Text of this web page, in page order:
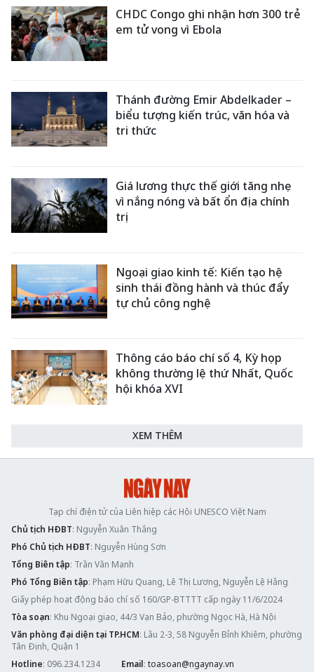
CHDC Congo ghi nhận hơn 300 trẻ
em tử vong vì Ebola
Thánh đường Emir Abdelkader –
biểu tượng kiến trúc, văn hóa và
tri thức
Giá lương thực thế giới tăng nhẹ
vì nắng nóng và bất ổn địa chính
trị
Ngoại giao kinh tế: Kiến tạo hệ
sinh thái đồng hành và thúc đẩy
tự chủ công nghệ
Thông cáo báo chí số 4, Kỳ họp
không thường lệ thứ Nhất, Quốc
hội khóa XVI
XEM THÊM
Tạp chí điện tử của Liên hiệp các Hội UNESCO Việt Nam
Chủ tịch HĐBT: Nguyễn Xuân Thắng
Phó Chủ tịch HĐBT: Nguyễn Hùng Sơn
Tổng Biên tập: Trần Văn Mạnh
Phó Tổng Biên tập: Phạm Hữu Quang, Lê Thị Lương, Nguyễn Lệ Hằng
Giấy phép hoạt động báo chí số 160/GP-BTTTT cấp ngày 11/6/2024
Tòa soạn: Khu Ngoại giao, 44/3 Vạn Bảo, phường Ngọc Hà, Hà Nội
Văn phòng đại diện tại TP.HCM: Lầu 2-3, 58 Nguyễn Bỉnh Khiêm, phường
Tân Định, Quận 1
Hotline: 096.234.1234 Email: toasoan@ngaynay.vn